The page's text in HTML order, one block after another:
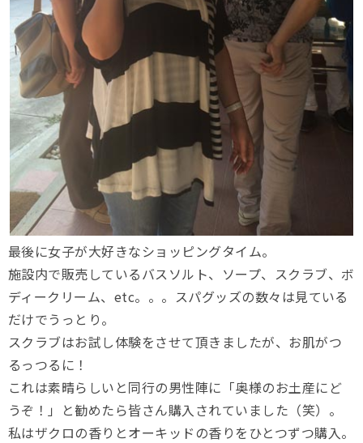
最後に女子が大好きなショッピングタイム。
施設内で販売しているバスソルト、ソープ、スクラブ、ボ
ディークリーム、etc。。。スパグッズの数々は見ている
だけでうっとり。
スクラブはお試し体験をさせて頂きましたが、お肌がつ
るっつるに！
これは素晴らしいと同行の男性陣に「奥様のお土産にど
うぞ！」と勧めたら皆さん購入されていました（笑）。
私はザクロの香りとオーキッドの香りをひとつずつ購入。